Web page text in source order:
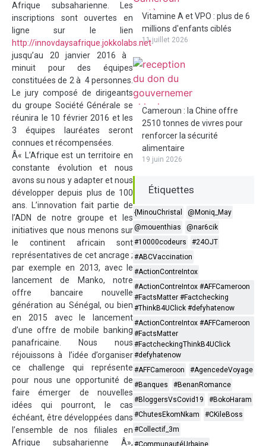
Afrique subsaharienne. Les
inscriptions sont ouvertes en
ligne sur le lien
http://innovdaysafrique.jokkolabs.net
jusqu’au 20 janvier 2016 à
minuit pour des équipes
constituées de 2 à 4 personnes.
Le jury composé de dirigeants
du groupe Société Générale se
réunira le 10 février 2016 et les
3 équipes lauréates seront
connues etrécompensées.
Â« L’Afrique est un territoire en
constante évolution et nous
avons su nous y adapter et nous
développer depuis plus de 100
ans. L’innovation fait partie de
l’ADN de notre groupe et les
initiatives que nous menons sur
le continent africain sont
représentatives de cet ancrage ;
par exemple en 2013, avec le
lancement de Manko, notre
offre bancaire nouvelle
génération au Sénégal, ou bien
en 2015 avec le lancement
d’une offre de mobile banking
panafricaine. Nous nous
réjouissons à l’idée d’organiser
ce challenge qui représente
pour nous une opportunité de
faire émerger de nouvelles
idées qui pourront, le cas
échéant, être développées dans
l’ensemble de nos filiales en
Afrique subsaharienne Â»,
Vitamine A et VPO : plus de 6
millions d'enfants ciblés
11 juillet 2026
Cameroun : la Chine offre
2510 tonnes de vivres pour
renforcer la sécurité
alimentaire
19 juin 2026
Étiquettes
{MinouChristal
@Moniq_May
@mouenthias
@nar6cik
#10000codeurs
#24OJT
#ABCVaccination
#ActionContreIntox
#ActionContreIntox #AFFCameroon
#FactsMatter #Factchecking
#ThinkB4UClick #defyhatenow
#ActionContreIntox #AFFCameroon
#FactsMatter
#FactcheckingThinkB4UClick
#defyhatenow
#AFFCameroon
#AgencedeVoyage
#Banques
#BenanRomance
#BloggersVsCovid19
#BokoHaram
#ChutesEkomNkam
#CKileBoss
#Collectif_3m